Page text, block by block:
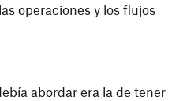
operaciones y los flujos
abordar era la de tener